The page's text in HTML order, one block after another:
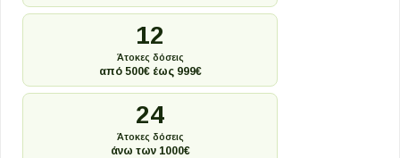
12
Άτοκες δόσεις
από 500€ έως 999€
24
Άτοκες δόσεις
άνω των 1000€